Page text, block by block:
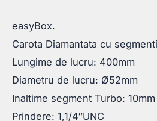
easyBox.
Carota Diamantata cu
Lungime de lucru: 400mm
Diametru de lucru: Ø52mm
Inaltime segment Turbo: 10mm
Prindere: 1,1/4″UNC